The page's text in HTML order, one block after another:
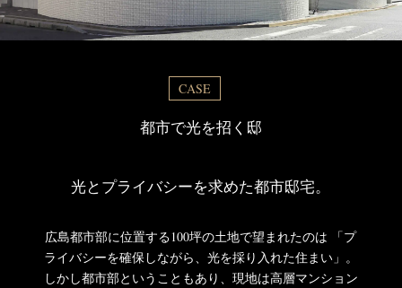
CASE
都市で光を招く邸
光とプライバシーを求めた都市邸宅。
広島都市部に位置する100坪の土地で望まれたのは 「プ
ライバシーを確保しながら、光を採り入れた住まい」。
しかし都市部ということもあり、現地は高層マンション